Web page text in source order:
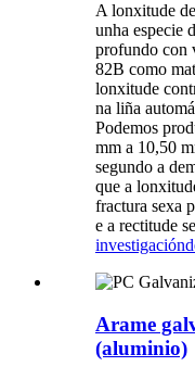
A lonxitude
unha especie
profundo con
82B como
lonxitude
na liña
Podemos
mm a 10,50
segundo a
que a
fractura sexa
e a rectitude
investigación
Arame
(aluminio)